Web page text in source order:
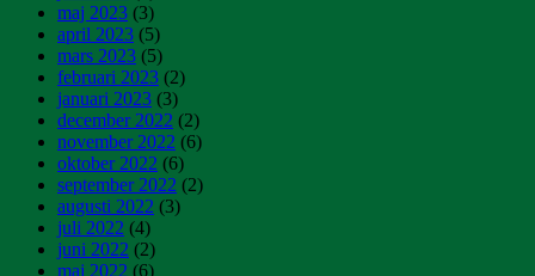
maj 2023 (3)
april 2023 (5)
mars 2023 (5)
februari 2023 (2)
januari 2023 (3)
december 2022 (2)
november 2022 (6)
oktober 2022 (6)
september 2022 (2)
augusti 2022 (3)
juli 2022 (4)
juni 2022 (2)
maj 2022 (6)